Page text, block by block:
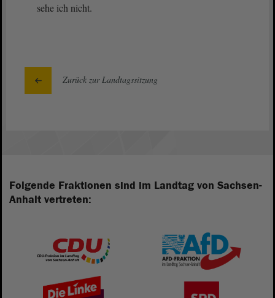
sehe ich nicht.
Zurück zur Landtagssitzung
Folgende Fraktionen sind im Landtag von Sachsen-
Anhalt vertreten: